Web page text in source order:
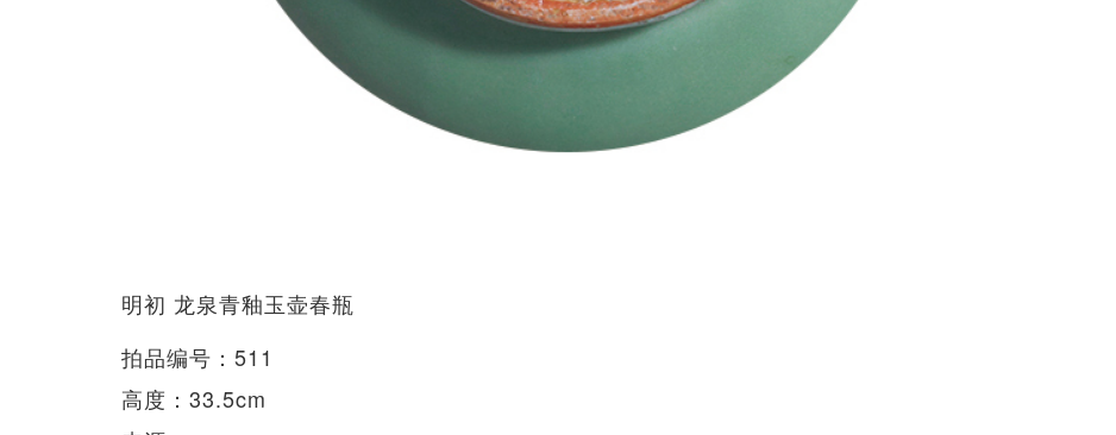
明初 龙泉青釉玉壶春瓶
拍品编号：511
高度：33.5cm